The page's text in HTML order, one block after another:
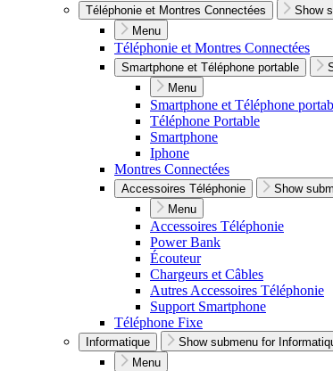
Téléphonie et Montres Connectées
Show
Menu
Téléphonie et Montres Connectées
Smartphone et Téléphone portable
Menu
Smartphone et Téléphone
Téléphone Portable
Smartphone
Iphone
Montres Connectées
Accessoires Téléphonie
Show
Menu
Accessoires Téléphonie
Power Bank
Écouteur
Chargeurs et Câbles
Autres Accessoires Téléphonie
Support Smartphone
Téléphone Fixe
Informatique
Show submenu for
Menu